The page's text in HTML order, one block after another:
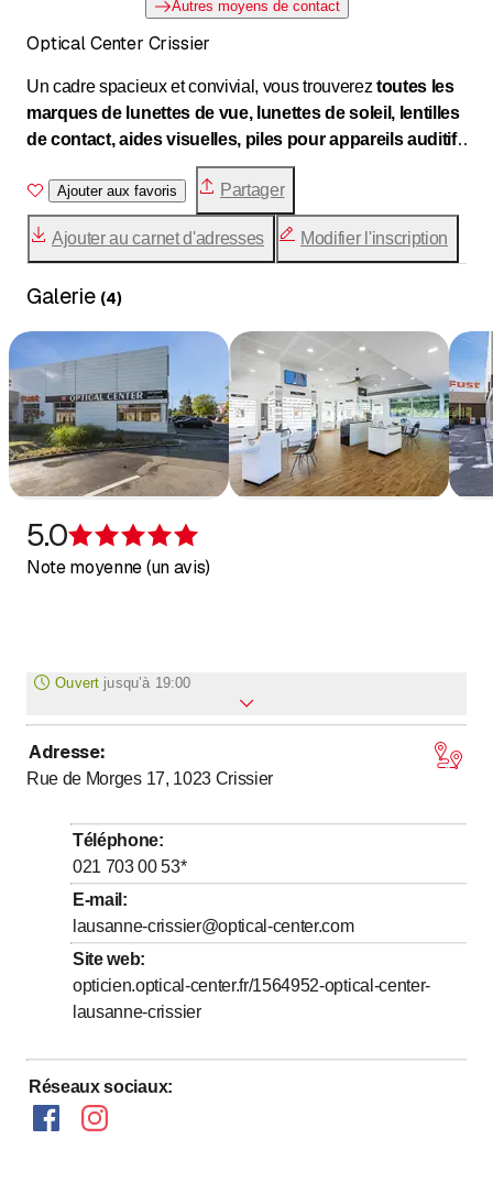
Autres moyens de contact
Optical Center Crissier
Un cadre spacieux et convivial, vous trouverez toutes les
marques de lunettes de vue, lunettes de soleil, lentilles
de contact, aides visuelles, piles pour appareils auditifs
et produits d'hygiène aux prix les plus bas.
Ajouter aux favoris Partager
Ajouter au carnet d'adresses Modifier l'inscription
Galerie (4)
5.0
Note moyenne (un avis)
Ouvert jusqu’à 19:00
Lundi jusqu’à
00
Mardi
Mercredi
9:00- jusqu’à
19:00
Jeudi
Vendredi
Samedi
9:
Dimanche
Adresse:
Rue de Morges 17, 1023 Crissier
Téléphone:
021 703 00 53*
E-mail :
lausanne-crissier@optical-center.com
Site web:
opticien.optical-center.fr/1564952-optical-center-
lausanne-crissier
Réseaux sociaux: